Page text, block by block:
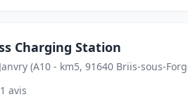
Charging Station
(A10 - km5, 91640 Briis-sous-
1 avis